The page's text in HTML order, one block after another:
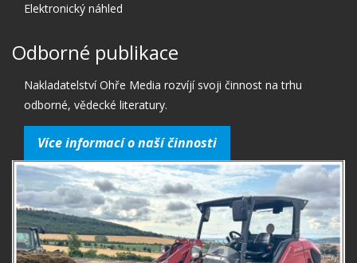
Elektronický náhled
Odborné publikace
Nakladatelství Ohře Media rozvíjí svoji činnost na trhu
odborné, vědecké literatury.
Více informací o naší činnosti